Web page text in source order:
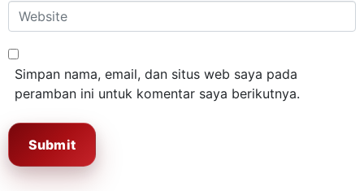
Website
Simpan nama, email, dan situs web saya pada
peramban ini untuk komentar saya berikutnya.
Submit